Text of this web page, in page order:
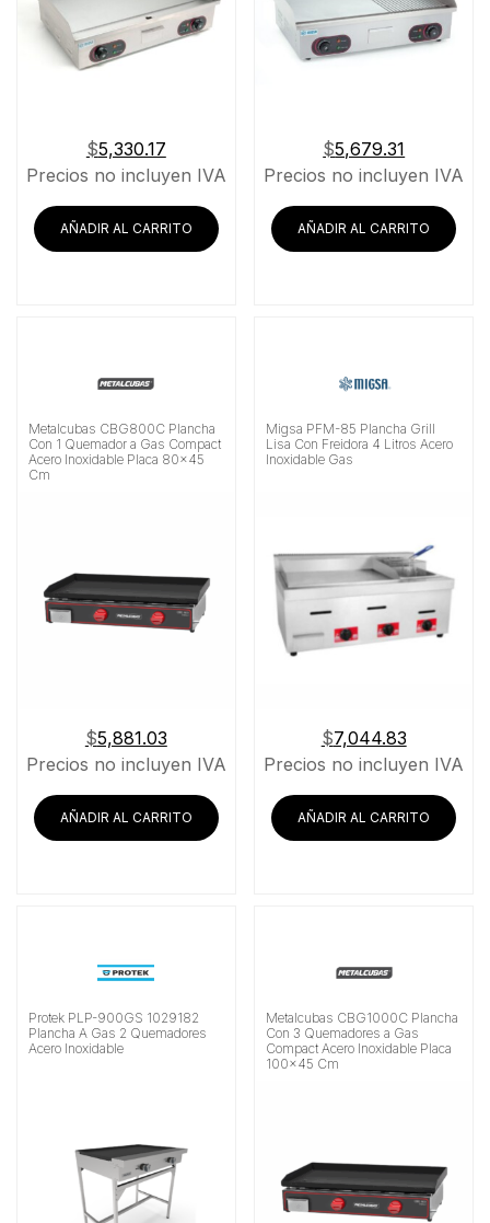
$5,330.17
Precios no incluyen IVA
AÑADIR AL CARRITO
$5,679.31
Precios no incluyen IVA
AÑADIR AL CARRITO
Metalcubas CBG800C Plancha
Con 1 Quemador a Gas Compact
Acero Inoxidable Placa 80×45
Cm
$5,881.03
Precios no incluyen IVA
AÑADIR AL CARRITO
Migsa PFM-85 Plancha Grill
Lisa Con Freidora 4 Litros Acero
Inoxidable Gas
$7,044.83
Precios no incluyen IVA
AÑADIR AL CARRITO
Protek PLP-900GS 1029182
Plancha A Gas 2 Quemadores
Acero Inoxidable
Metalcubas CBG1000C Plancha
Con 3 Quemadores a Gas
Compact Acero Inoxidable Placa
100×45 Cm